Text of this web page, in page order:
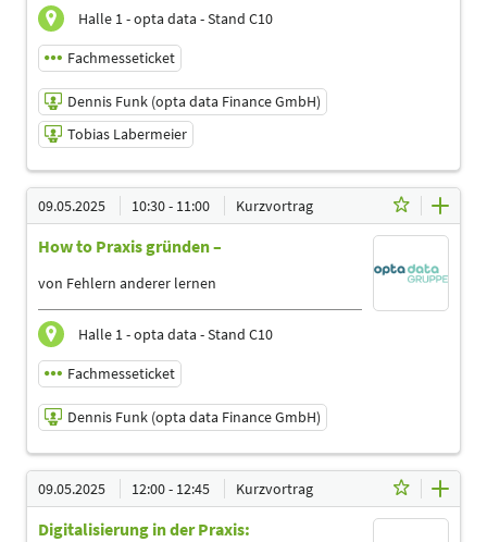
Themen
Management | Physiotherapeuten | Podologen | Trainer,
Übungsleiter Reha-und Gesundheitssport
Halle 1 - opta data - Stand C10
Fachmesseticket
Dennis Funk (opta data Finance GmbH)
Tobias Labermeier
09.05.2025 | 09:30 - 10:30
Dennis Funk (opta data Finance GmbH)
Referent
Tobias Labermeier
Sprache
Themen
Ergotherapeuten | Logopäden, Sprachtherapeuten |
Management | Physiotherapeuten | Podologen | Trainer,
09.05.2025 10:30 - 11:00 Kurzvortrag
How to Praxis gründen –
von Fehlern anderer lernen
Halle 1 - opta data - Stand C10
Fachmesseticket
Dennis Funk (opta data Finance GmbH)
09.05.2025 | 10:30 - 11:00
Dennis Funk (opta data Finance GmbH)
Referent
09.05.2025 12:00 - 12:45 Kurzvortrag
Digitalisierung in der Praxis: